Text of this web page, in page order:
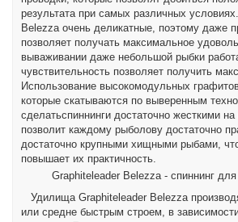
результата при самых различных
Belezza очень деликатные, поэтому даже
позволяет получать максимальное
вываживании даже небольшой рыбки
чувствительность позволяет получить
Использование высокомодульных
которые скатываются по выверенным
сделатьспиннинги достаточно жесткими
позволит каждому рыболову достаточно
достаточно крупными хищными рыбами,
повышает их практичность.
Graphiteleader Belezza - спиннинг
Удилища Graphiteleader Belezza
или средне быстрым строем, в